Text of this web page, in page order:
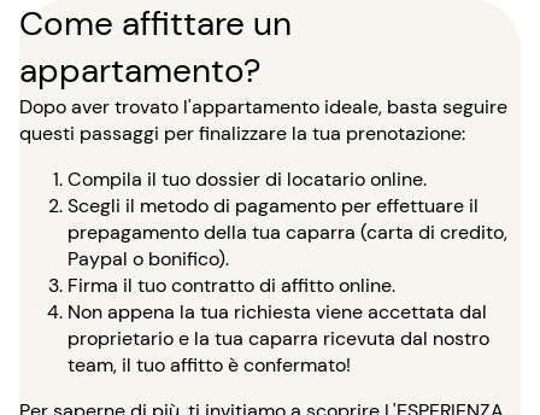
Come affittare un
appartamento?
Dopo aver trovato l'appartamento ideale, basta seguire
questi passaggi per finalizzare la tua prenotazione:
Compila il tuo dossier di locatario online.
Scegli il metodo di pagamento per effettuare il
prepagamento della tua caparra (carta di credito,
Paypal o bonifico).
Firma il tuo contratto di affitto online.
Non appena la tua richiesta viene accettata dal
proprietario e la tua caparra ricevuta dal nostro
team, il tuo affitto è confermato!